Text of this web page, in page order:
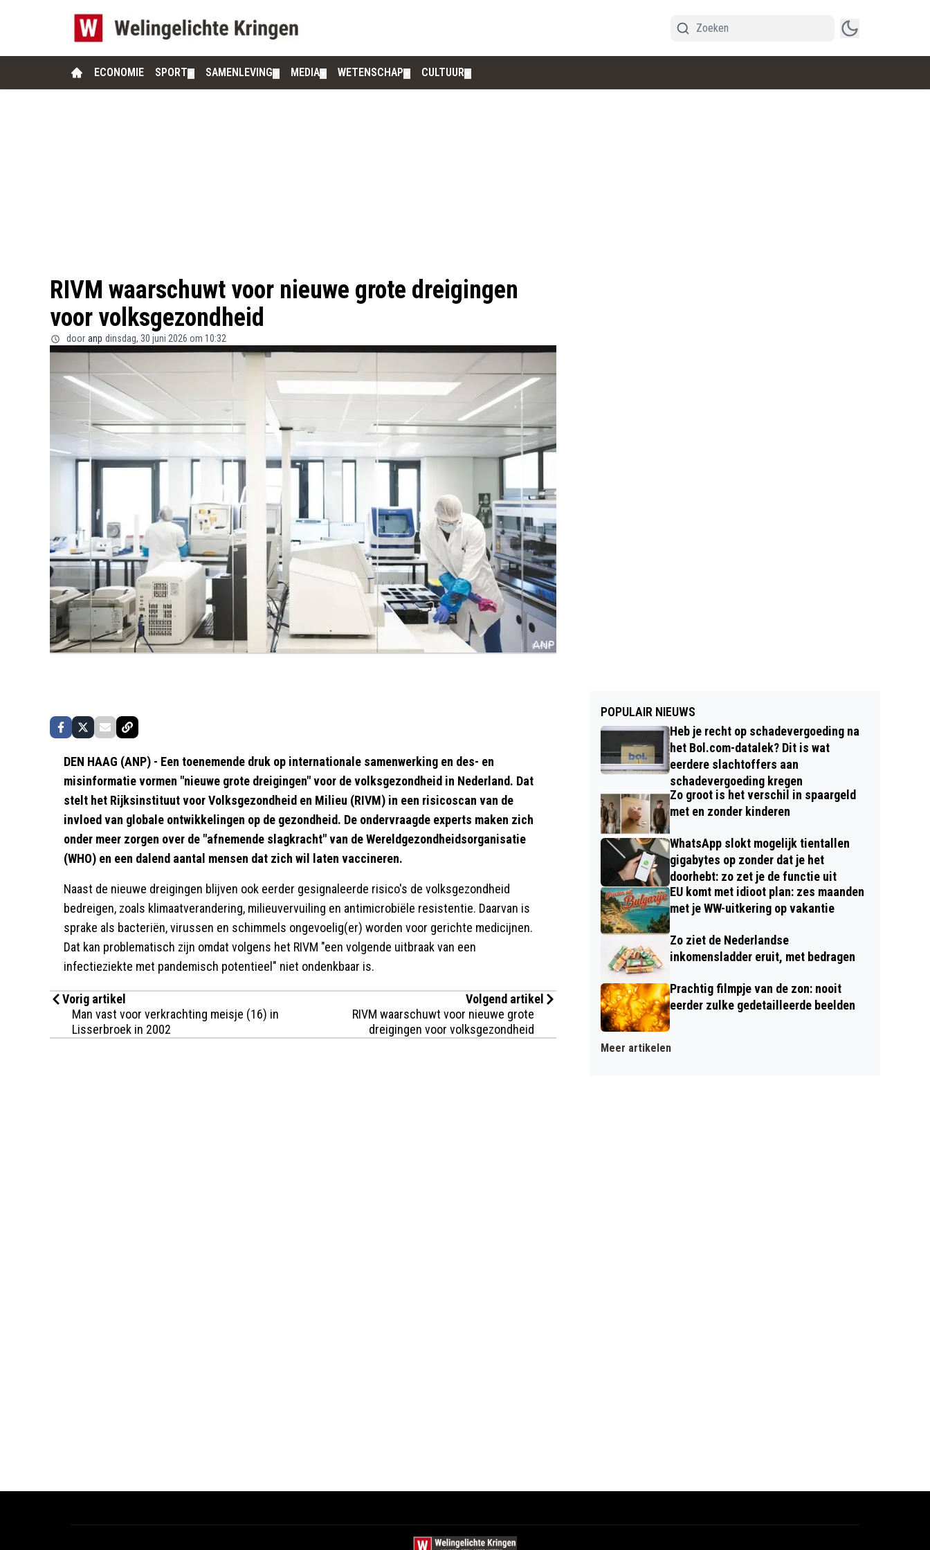
ECONOMIE SPORT SAMENLEVING MEDIA WETENSCHAP CULTUUR
RIVM waarschuwt voor nieuwe grote dreigingen
voor volksgezondheid
door anp dinsdag, 30 juni 2026 om 10:32
DEN HAAG (ANP) - Een toenemende druk op internationale samenwerking en des- en
misinformatie vormen "nieuwe grote dreigingen" voor de volksgezondheid in Nederland. Dat
stelt het Rijksinstituut voor Volksgezondheid en Milieu (RIVM) in een risicoscan van de
invloed van globale ontwikkelingen op de gezondheid. De ondervraagde experts maken zich
onder meer zorgen over de "afnemende slagkracht" van de Wereldgezondheidsorganisatie
(WHO) en een dalend aantal mensen dat zich wil laten vaccineren.
Naast de nieuwe dreigingen blijven ook eerder gesignaleerde risico's de volksgezondheid
bedreigen, zoals klimaatverandering, milieuvervuiling en antimicrobiële resistentie. Daarvan is
sprake als bacteriën, virussen en schimmels ongevoelig(er) worden voor gerichte medicijnen.
Dat kan problematisch zijn omdat volgens het RIVM "een volgende uitbraak van een
infectieziekte met pandemisch potentieel" niet ondenkbaar is.
Vorig artikel
Man vast voor verkrachting meisje (16) in
Lisserbroek in 2002
Volgend artikel
RIVM waarschuwt voor nieuwe grote
dreigingen voor volksgezondheid
POPULAIR NIEUWS
Heb je recht op schadevergoeding na
het Bol.com-datalek? Dit is wat
eerdere slachtoffers aan
schadevergoeding kregen
Zo groot is het verschil in spaargeld
met en zonder kinderen
WhatsApp slokt mogelijk tientallen
gigabytes op zonder dat je het
doorhebt: zo zet je de functie uit
EU komt met idioot plan: zes maanden
met je WW-uitkering op vakantie
Zo ziet de Nederlandse
inkomensladder eruit, met bedragen
Prachtig filmpje van de zon: nooit
eerder zulke gedetailleerde beelden
Meer artikelen